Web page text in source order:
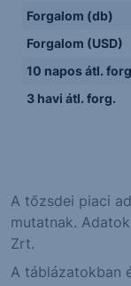
Forgalom (db)
Forgalom (USD)
10 napos átl.
3 havi átl. forg.
A tőzsdei piaci
mutatnak.
Zrt.
A táblázatokban